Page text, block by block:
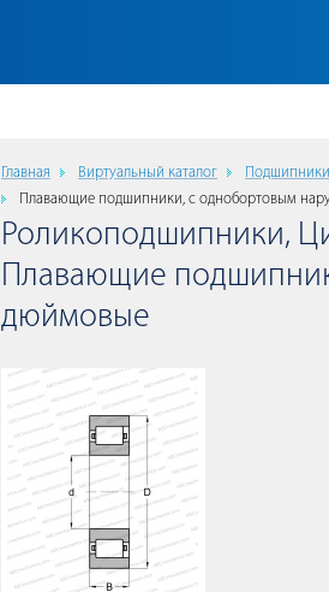
Главная Виртуальный каталог Подшипники
Плавающие подшипники, с однобортовым
Роликоподшипники,
Плавающие
дюймовые